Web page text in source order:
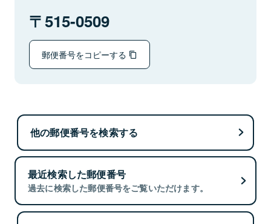
515-0509
郵便番号をコピーする
他の郵便番号を検索する
最近検索した郵便番号
過去に検索した郵便番号をご覧いただけます。